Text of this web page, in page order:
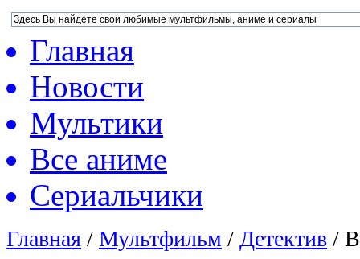
Главная
Новости
Мультики
Все аниме
Сериальчики
Главная / Мультфильм / Детектив /